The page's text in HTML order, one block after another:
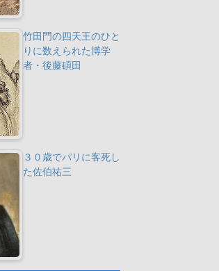
竹田門の四天王のひと
りに数えられた博学
者・後藤碩田
３０歳でパリに客死し
た佐伯祐三